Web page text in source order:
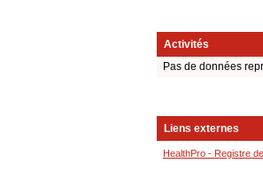
Activités
Pas de données
Liens externes
HealthPro - Registre